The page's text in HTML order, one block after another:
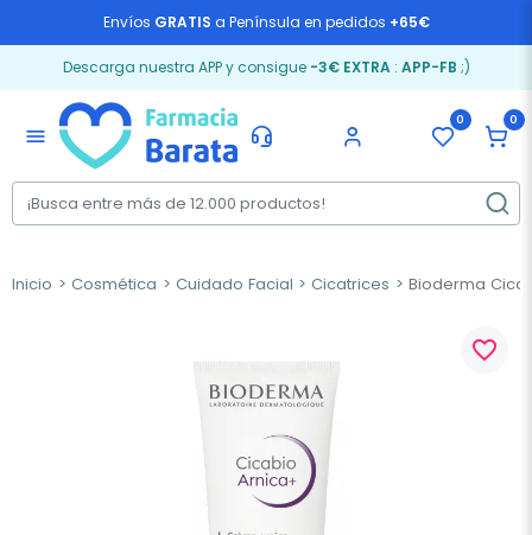
Envíos GRATIS a Península en pedidos +65€
Descarga nuestra APP y consigue -3€ EXTRA: APP-FB ;)
menu
0 0
Inicio Cosmética Cuidado Facial Cicatrices Bioderma
favorite_border